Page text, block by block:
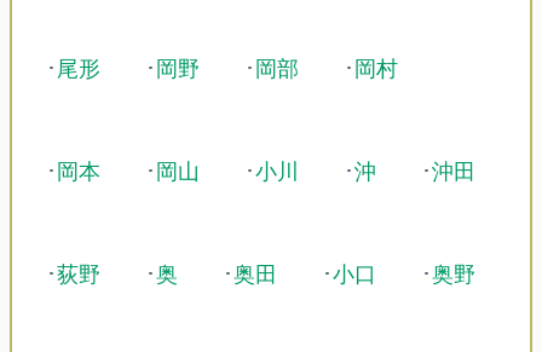
･ 尾形 ･ 岡野 ･ 岡部 ･ 岡村
･ 岡本 ･ 岡山 ･小川 ･沖 ･沖田
･荻野 ･奥 ･奥田 ･小口 ･奥野